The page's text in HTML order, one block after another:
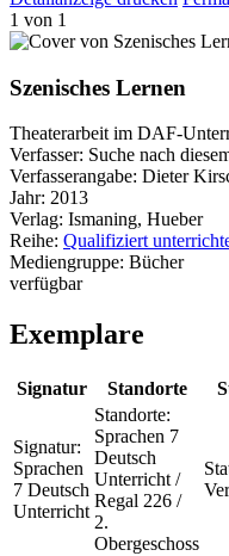
1 von 1
Szenisches Lernen
Theaterarbeit im DAF-
Verfasser: Suche nach
Verfasserangabe: Dieter
Jahr: 2013
Verlag: Ismaning, Hueber
Reihe: Qualifiziert
Mediengruppe: Bücher
verfügbar
Exemplare
Signatur Standorte
Signatur:
Sprachen
7 Deutsch
Unterricht
Standorte:
Sprachen 7
Deutsch
Unterricht /
Regal 226 /
2.
Obergeschoss